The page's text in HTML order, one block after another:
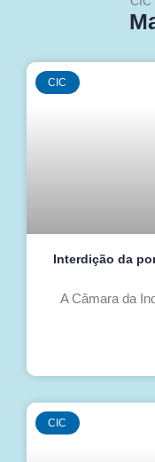
CIC
Interdição da
A Câmara da
CIC